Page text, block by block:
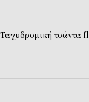
Ταχυδρομική τσάντα